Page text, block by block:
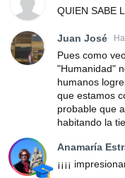
QUIEN SABE
Juan José
Pues como
"Humanidad"
humanos
que estamos
probable que
habitando la
Anamaría
¡¡¡¡